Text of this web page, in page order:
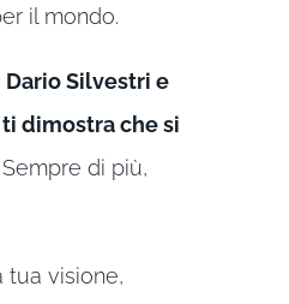
il mondo.
Dario Silvestri e
dimostra che si
Sempre di più,
tua visione,